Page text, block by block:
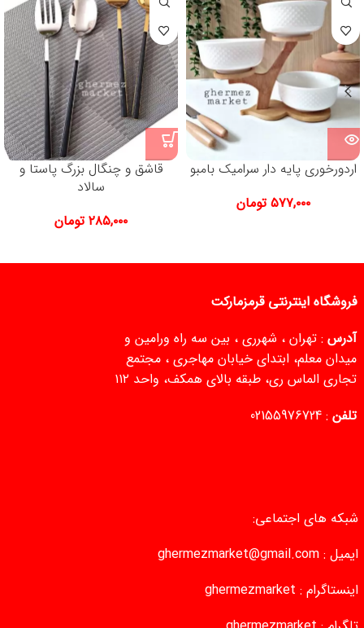
اردورخوری پایه دار سرامیک بامبو
۵۷۷,۰۰۰ تومان
قاشق و چنگال بزرگ پاستا و
سالاد
۲۸۵,۰۰۰ تومان
فروشگاه اینترنتی قرمزمارکت
آدرس : تهران ، شهرری ، بین سه راه ورامین و
میدان معلم، ابتدای خیابان مهاجری ، مجتمع
تجاری الماس ری، طبقه بالای همکف، واحد ۱۱۲
تلفن :
02155976724
شبکه های اجتماعی:
ایمیل : ghermezmarket@gmail.com
اینستاگرام : ghermezmarket